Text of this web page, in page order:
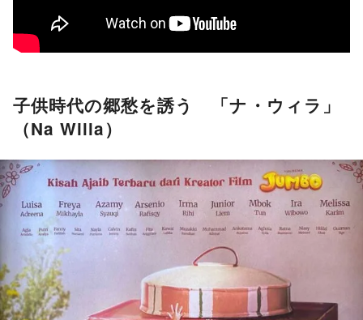
子供時代の郷愁を誘う 「ナ・ウィラ」
（Na Willa）